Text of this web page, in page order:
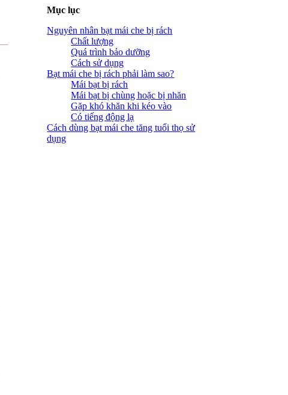
Mục lục
Nguyên nhân bạt mái che bị rách
Chất lượng
Quá trình bảo dưỡng
Cách sử dụng
Bạt mái che bị rách phải làm sao?
Mái bạt bị rách
Mái bạt bị chùng hoặc bị nhăn
Gặp khó khăn khi kéo vào
Có tiếng động lạ
Cách dùng bạt mái che tăng tuổi thọ sử
dụng